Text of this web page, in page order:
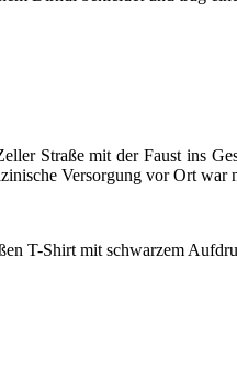
Straße mit der Faust ins
Versorgung vor Ort war
T-Shirt mit schwarzem